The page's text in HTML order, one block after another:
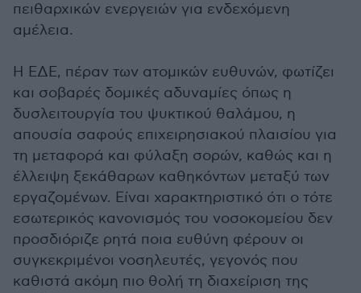
πειθαρχικών ενεργειών για ενδεχόμενη
αμέλεια.
Η ΕΔΕ, πέραν των ατομικών ευθυνών, φωτίζει
και σοβαρές δομικές αδυναμίες όπως η
δυσλειτουργία του ψυκτικού θαλάμου, η
απουσία σαφούς επιχειρησιακού πλαισίου για
τη μεταφορά και φύλαξη σορών, καθώς και η
έλλειψη ξεκάθαρων καθηκόντων μεταξύ των
εργαζομένων. Είναι χαρακτηριστικό ότι ο τότε
εσωτερικός κανονισμός του νοσοκομείου δεν
προσδιόριζε ρητά ποια ευθύνη φέρουν οι
συγκεκριμένοι νοσηλευτές, γεγονός που
καθιστά ακόμη πιο θολή τη διαχείριση της